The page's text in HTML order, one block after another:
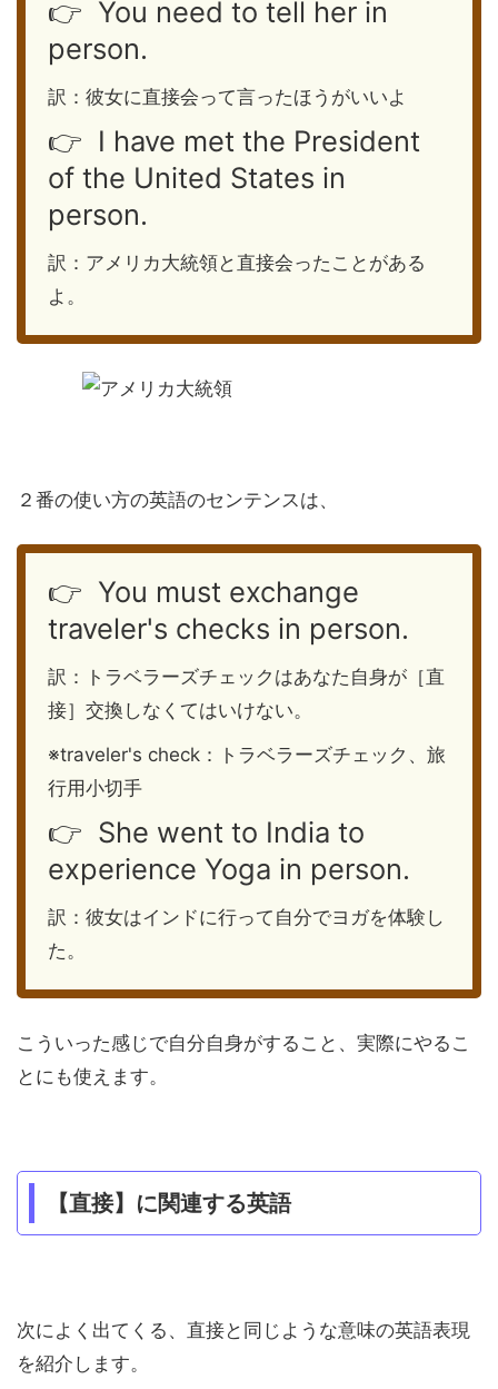
👉 You need to tell her in
person.
訳：彼女に直接会って言ったほうがいいよ
👉 I have met the President
of the United States in
person.
訳：アメリカ大統領と直接会ったことがある
よ。
２番の使い方の英語のセンテンスは、
👉 You must exchange
traveler's checks in person.
訳：トラベラーズチェックはあなた自身が［直
接］交換しなくてはいけない。
※traveler's check：トラベラーズチェック、旅
行用小切手
👉 She went to India to
experience Yoga in person.
訳：彼女はインドに行って自分でヨガを体験し
た。
こういった感じで自分自身がすること、実際にやるこ
とにも使えます。
【直接】に関連する英語
次によく出てくる、直接と同じような意味の英語表現
を紹介します。